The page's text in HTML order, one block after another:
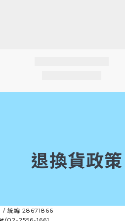
退換貨政策
/ 統編 28671866